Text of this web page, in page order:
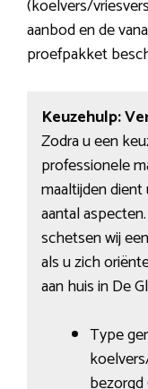
(koelvers/
aanbod en de
proefpakket
Keuzehulp:
Zodra u een
professionele
maaltijden
aantal
schetsen wij
als u zich
aan huis in De
Type